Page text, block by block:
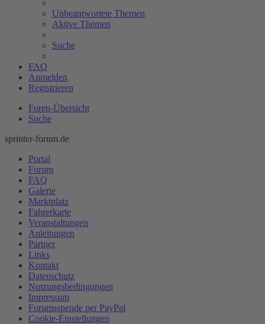
Unbeantwortete Themen
Aktive Themen
Suche
FAQ
Anmelden
Registrieren
Foren-Übersicht
Suche
sprinter-forum.de
Portal
Forum
FAQ
Galerie
Marktplatz
Fahrerkarte
Veranstaltungen
Anleitungen
Partner
Links
Kontakt
Datenschutz
Nutzungsbedingungen
Impressum
Forumsspende per PayPal
Cookie-Einstellungen